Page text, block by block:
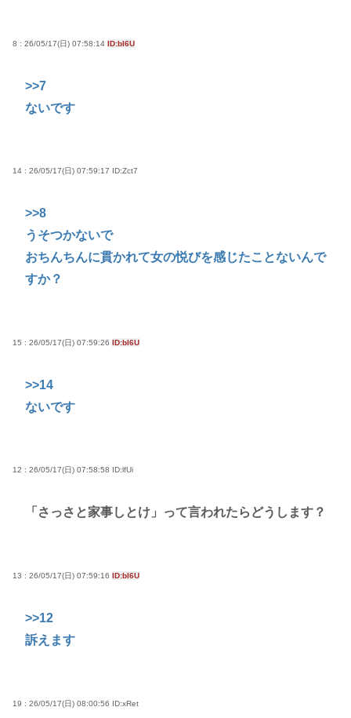
8 : 26/05/17(日) 07:58:14 ID:bI6U
>>7
ないです
14 : 26/05/17(日) 07:59:17 ID:Zct7
>>8
うそつかないで
おちんちんに貫かれて女の悦びを感じたことないんで
すか？
15 : 26/05/17(日) 07:59:26 ID:bI6U
>>14
ないです
12 : 26/05/17(日) 07:58:58 ID:lfUi
「さっさと家事しとけ」って言われたらどうします？
13 : 26/05/17(日) 07:59:16 ID:bI6U
>>12
訴えます
19 : 26/05/17(日) 08:00:56 ID:xRet